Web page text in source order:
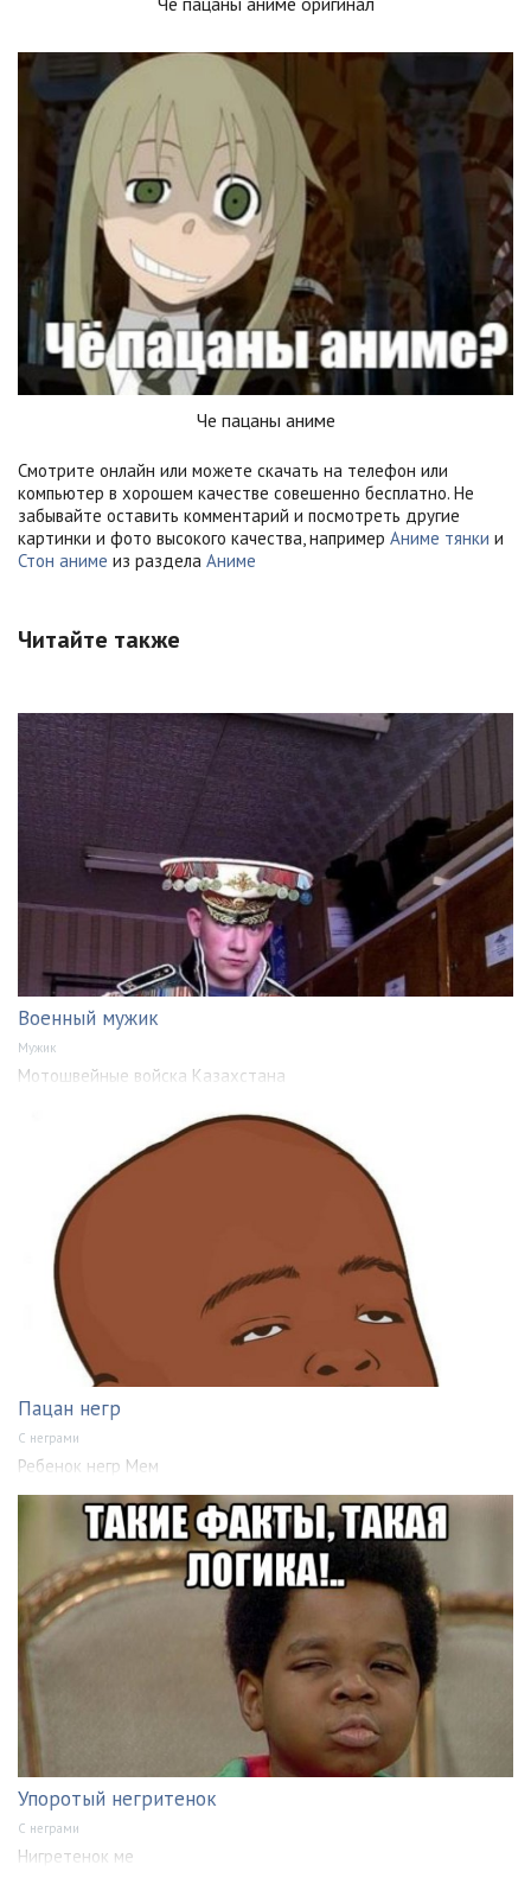
Че пацаны аниме
Смотрите онлайн или можете скачать на телефон или
компьютер в хорошем качестве совешенно бесплатно. Не
забывайте оставить комментарий и посмотреть другие
картинки и фото высокого качества, например Аниме тянки и
Стон аниме из раздела Аниме
Читайте также
Военный мужик
Мужик
Мотошвейные войска Казахстана
Пацан негр
С неграми
Ребенок негр Мем
Упоротый негритенок
С неграми
Нигретенок ме